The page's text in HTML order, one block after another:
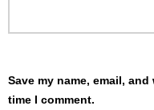
Save my name, email,
time I comment.